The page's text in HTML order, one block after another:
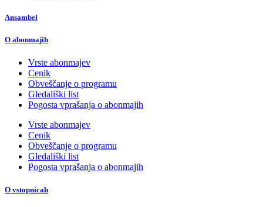
Ansambel
O abonmajih
Vrste abonmajev
Cenik
Obveščanje o programu
Gledališki list
Pogosta vprašanja o abonmajih
Vrste abonmajev
Cenik
Obveščanje o programu
Gledališki list
Pogosta vprašanja o abonmajih
O vstopnicah